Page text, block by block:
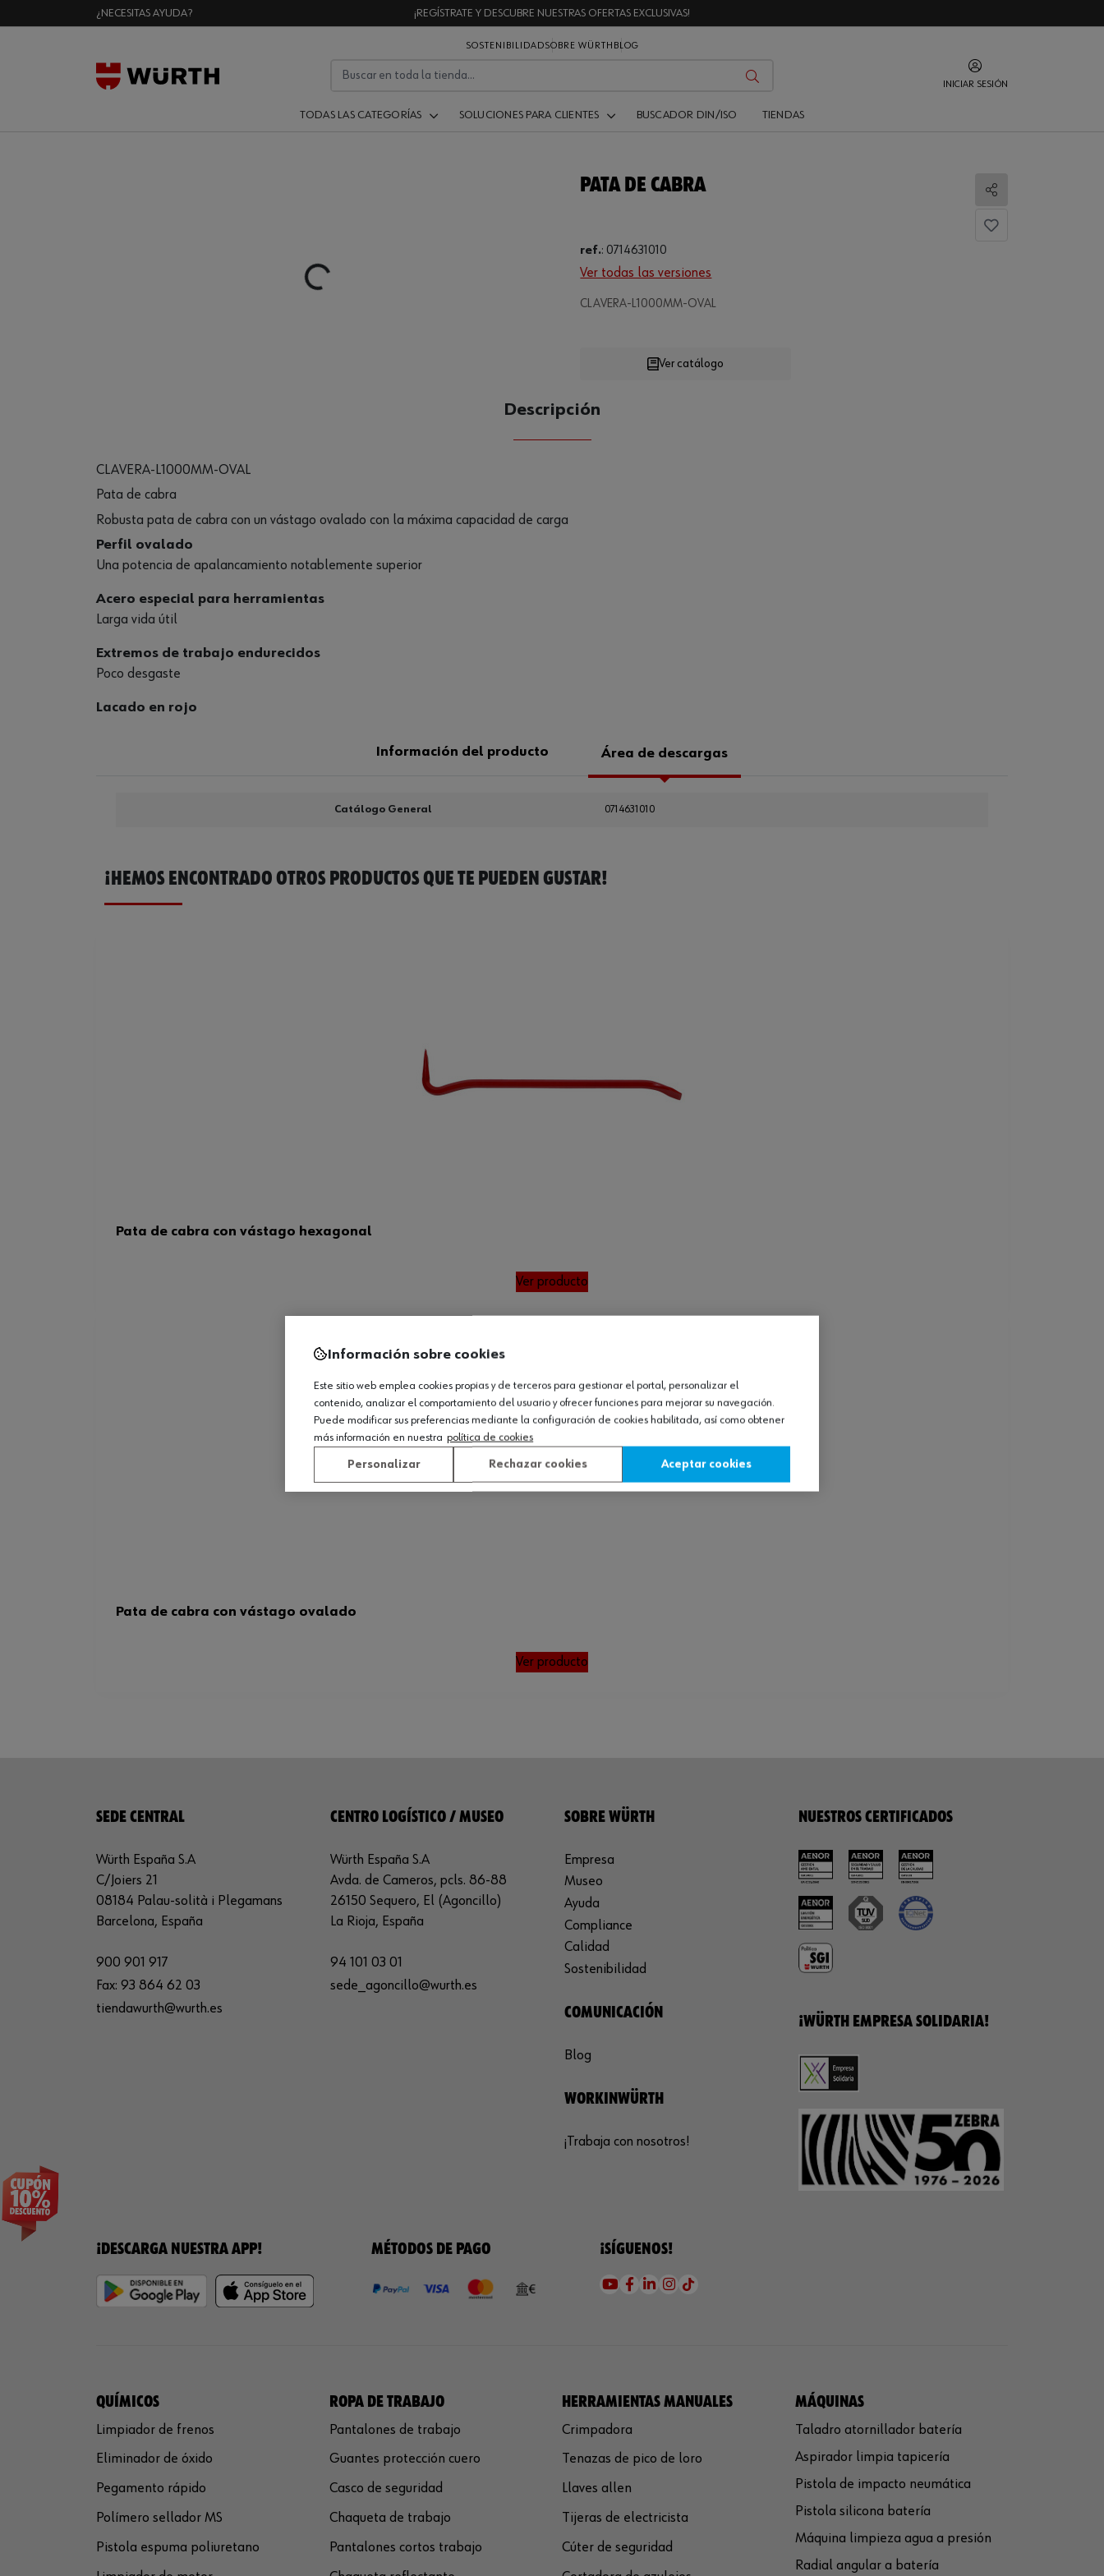
¿NECESITAS AYUDA? ¡REGÍSTRATE Y DESCUBRE NUESTRAS OFERTAS EXCLUSIVAS!
SOSTENIBILIDADSOBRE WÜRTH BLOG
INICIAR SESIÓN
TODAS LAS CATEGORÍAS SOLUCIONES PARA CLIENTES BUSCADOR DIN/ISO TIENDAS
Loading...
PATA DE CABRA
Compartir
ref.: 0714631010
Ver todas las versiones
CLAVERA-L1000MM-OVAL
Loading...
CANTIDAD
Ver catálogo
Descripción
CLAVERA-L1000MM-OVAL
Pata de cabra
Robusta pata de cabra con un vástago ovalado con la máxima capacidad de carga
Perfil ovalado
Una potencia de apalancamiento notablemente superior
Acero especial para herramientas
Larga vida útil
Extremos de trabajo endurecidos
Poco desgaste
Lacado en rojo
Información del producto Área de descargas
Catálogo General 0714631010
¡HEMOS ENCONTRADO OTROS PRODUCTOS QUE TE PUEDEN GUSTAR!
Pata de cabra con vástago hexagonal
Ver producto
Pata de cabra con vástago ovalado
Ver producto
SEDE CENTRAL
Würth España S.A
C/Joiers 21
08184 Palau-solità i Plegamans
Barcelona, España
900 901 917
Fax: 93 864 62 03
tiendawurth@wurth.es
CENTRO LOGÍSTICO / MUSEO
Würth España S.A
Avda. de Cameros, pcls. 86-88
26150 Sequero, El (Agoncillo)
La Rioja, España
94 101 03 01
sede_agoncillo@wurth.es
SOBRE WÜRTH
Empresa
Museo
Ayuda
Compliance
Calidad
Sostenibilidad
COMUNICACIÓN
Blog
WORKINWÜRTH
¡Trabaja con nosotros!
NUESTROS CERTIFICADOS
¡WÜRTH EMPRESA SOLIDARIA!
¡DESCARGA NUESTRA APP! MÉTODOS DE PAGO ¡SÍGUENOS!
QUÍMICOS
Limpiador de frenos
Eliminador de óxido
Pegamento rápido
Polímero sellador MS
Pistola espuma poliuretano
ROPA DE TRABAJO
Pantalones de trabajo
Guantes protección cuero
Casco de seguridad
Chaqueta de trabajo
Pantalones cortos trabajo
HERRAMIENTAS MANUALES
Crimpadora
Tenazas de pico de loro
Llaves allen
Tijeras de electricista
Cúter de seguridad
MÁQUINAS
Taladro atornillador batería
Aspirador limpia tapicería
Pistola de impacto neumática
Pistola silicona batería
Máquina limpieza agua a presión
Radial angular a batería
Información sobre cookies
Este sitio web emplea cookies propias y de terceros para gestionar el portal, personalizar el
contenido, analizar el comportamiento del usuario y ofrecer funciones para mejorar su navegación.
Puede modificar sus preferencias mediante la configuración de cookies habilitada, así como obtener
más información en nuestra política de cookies
Personalizar Rechazar cookies Aceptar cookies